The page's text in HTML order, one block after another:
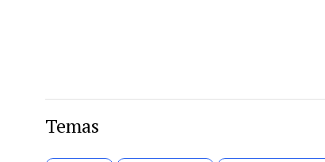
Temas